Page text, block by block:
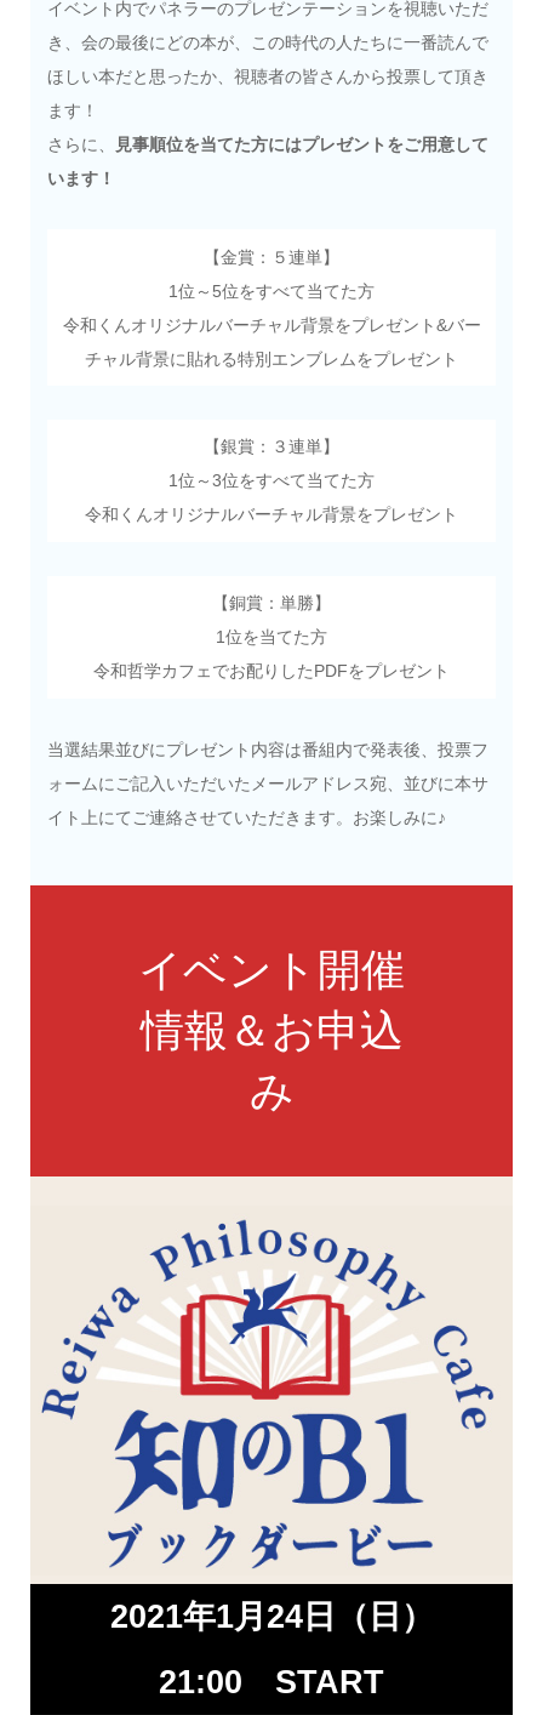
イベント内でパネラーのプレゼンテーションを視聴いただ
き、会の最後にどの本が、この時代の人たちに一番読んで
ほしい本だと思ったか、視聴者の皆さんから投票して頂き
ます！
さらに、
見事順位を当てた方にはプレゼントをご用意して
います！
【金賞：５連単】
1位～5位をすべて当てた方
令和くんオリジナルバーチャル背景をプレゼント&バー
チャル背景に貼れる特別エンブレムをプレゼント
【銀賞：３連単】
1位～3位をすべて当てた方
令和くんオリジナルバーチャル背景をプレゼント
【銅賞：単勝】
1位を当てた方
令和哲学カフェでお配りしたPDFをプレゼント
当選結果並びにプレゼント内容は番組内で発表後、投票フ
ォームにご記入いただいたメールアドレス宛、並びに本サ
イト上にてご連絡させていただきます。お楽しみに♪
イベント開催
情報＆お申込
み
2021年1月24日（日）
21:00 START